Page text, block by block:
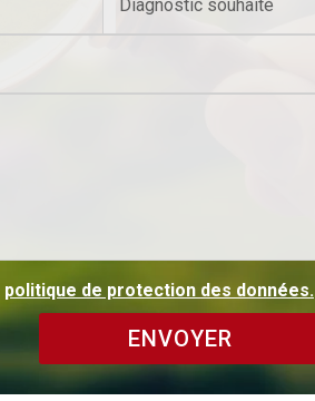
politique de protection des données.
ENVOYER